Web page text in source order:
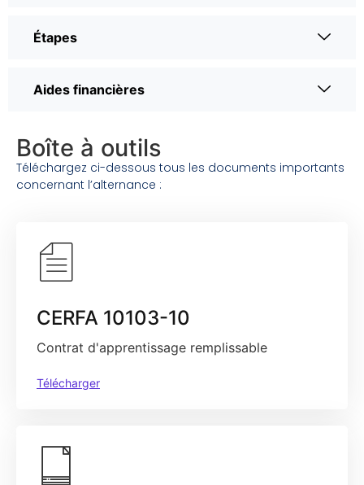
Étapes
Aides financières
Boîte à outils
Téléchargez ci-dessous tous les documents importants
concernant l’alternance :
CERFA 10103-10
Contrat d'apprentissage remplissable
Télécharger